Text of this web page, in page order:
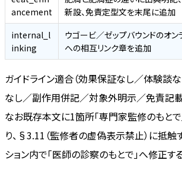
ancement
新設、免責定型文を末尾に追加
internal_l
inking
ウゴービ／ゼップバウンドのオン
への相互リンク章を追加
ガイドライン適合（効果保証なし／体験談
なし／副作用併記／対象外明示／免責記載
なお既存本文に1箇所「専門家監修のもとで
り、§3.11（監修者の虚偽表示禁止）に抵触
ション内で「医師の診察のもとで」へ修正す